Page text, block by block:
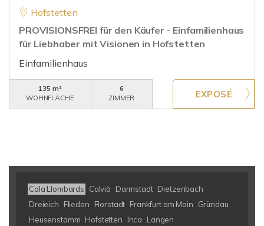
Hofstetten
PROVISIONSFREI für den Käufer - Einfamilienhaus
für Liebhaber mit Visionen in Hofstetten
Einfamilienhaus
135 m²
WOHNFLÄCHE
6
ZIMMER
Cala Llombards Calvià Darmstadt Dietzenbach
Dreieich
Flieden Florstadt Frankfurt am Main
Gründau
Heusenstamm Hofstetten Inca
Langen